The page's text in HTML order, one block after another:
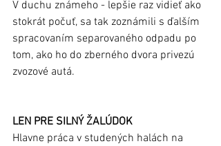
V duchu známeho - lepšie raz vidieť ako
stokrát počuť, sa tak zoznámili s ďalším
spracovaním separovaného odpadu po
tom, ako ho do zberného dvora privezú
zvozové autá.
LEN PRE SILNÝ ŽALÚDOK
Hlavne práca v studených halách na